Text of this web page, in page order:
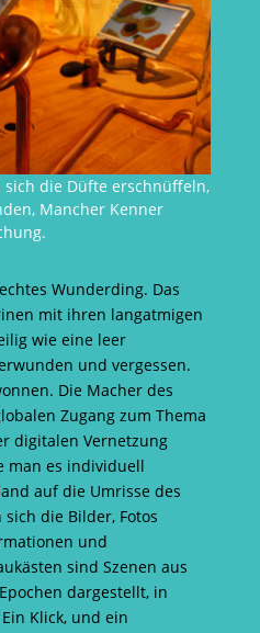
sich die Düfte erschnüffeln,
Mancher Kenner
Wunderding. Das
mit ihren langatmigen
wie eine leer
und vergessen.
Die Macher des
Zugang zum Thema
digitalen Vernetzung
man es individuell
auf die Umrisse des
die Bilder, Fotos
und
sind Szenen aus
dargestellt, in
Klick, und ein